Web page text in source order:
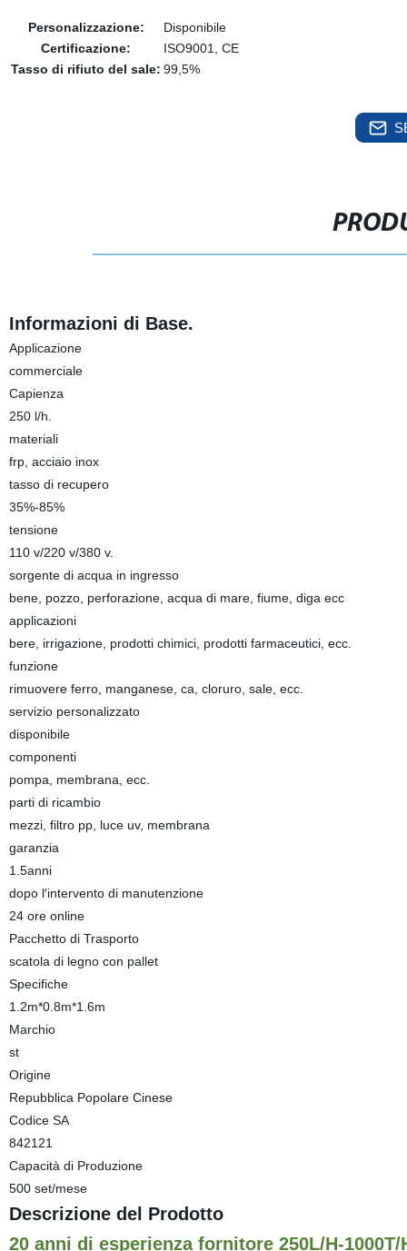
Personalizzazione:
Disponibile
Certificazione:
ISO9001, CE
Tasso di rifiuto del sale: 99,5%
Informazioni di Base.
Applicazione
commerciale
Capienza
250 l/h.
materiali
frp, acciaio inox
tasso di recupero
35%-85%
tensione
110 v/220 v/380 v.
sorgente di acqua in ingresso
bene, pozzo, perforazione, acqua di mare, fiume, diga ecc
applicazioni
bere, irrigazione, prodotti chimici, prodotti farmaceutici, ecc.
funzione
rimuovere ferro, manganese, ca, cloruro, sale, ecc.
servizio personalizzato
disponibile
componenti
pompa, membrana, ecc.
parti di ricambio
mezzi, filtro pp, luce uv, membrana
garanzia
1.5anni
dopo l′intervento di manutenzione
24 ore online
Pacchetto di Trasporto
scatola di legno con pallet
Specifiche
1.2m*0.8m*1.6m
Marchio
st
Origine
Repubblica Popolare Cinese
Codice SA
842121
Capacità di Produzione
500 set/mese
Descrizione del Prodotto
20 anni di esperienza fornitore 250L/H-1000T/